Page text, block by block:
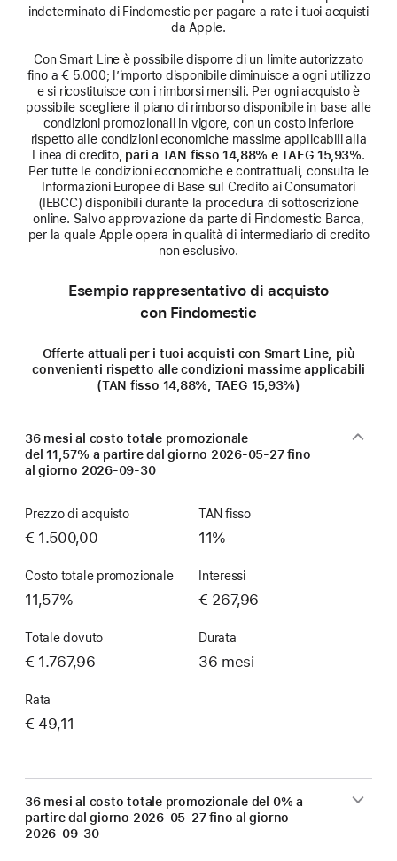
indeterminato di Findomestic per pagare a rate i tuoi acquisti
da Apple.
Con Smart Line è possibile disporre di un limite autorizzato
fino a € 5.000; l’importo disponibile diminuisce a ogni utilizzo
e si ricostituisce con i rimborsi mensili. Per ogni acquisto è
possibile scegliere il piano di rimborso disponibile in base alle
condizioni promozionali in vigore, con un costo inferiore
rispetto alle condizioni economiche massime applicabili alla
Linea di credito, pari a TAN fisso 14,88% e TAEG 15,93%.
Per tutte le condizioni economiche e contrattuali, consulta le
Informazioni Europee di Base sul Credito ai Consumatori
(IEBCC) disponibili durante la procedura di sottoscrizione
online. Salvo approvazione da parte di Findomestic Banca,
per la quale Apple opera in qualità di intermediario di credito
non esclusivo.
Esempio rappresentativo di acquisto
con Findomestic
Offerte attuali per i tuoi acquisti con Smart Line, più
convenienti rispetto alle condizioni massime applicabili
(TAN fisso 14,88%, TAEG 15,93%)
36 mesi al costo totale promozionale
del 11,57% a partire dal giorno 2026-05-27fino
al giorno 2026-09-30
Prezzo di acquisto
€ 1.500,00
TAN fisso
11%
Costo totale promozionale
11,57%
Interessi
€ 267,96
Totale dovuto
€ 1.767,96
Durata
36 mesi
Rata
€ 49,11
36 mesi al costo totale promozionale del 0% a
partire dal giorno 2026-05-27fino al giorno
2026-09-30